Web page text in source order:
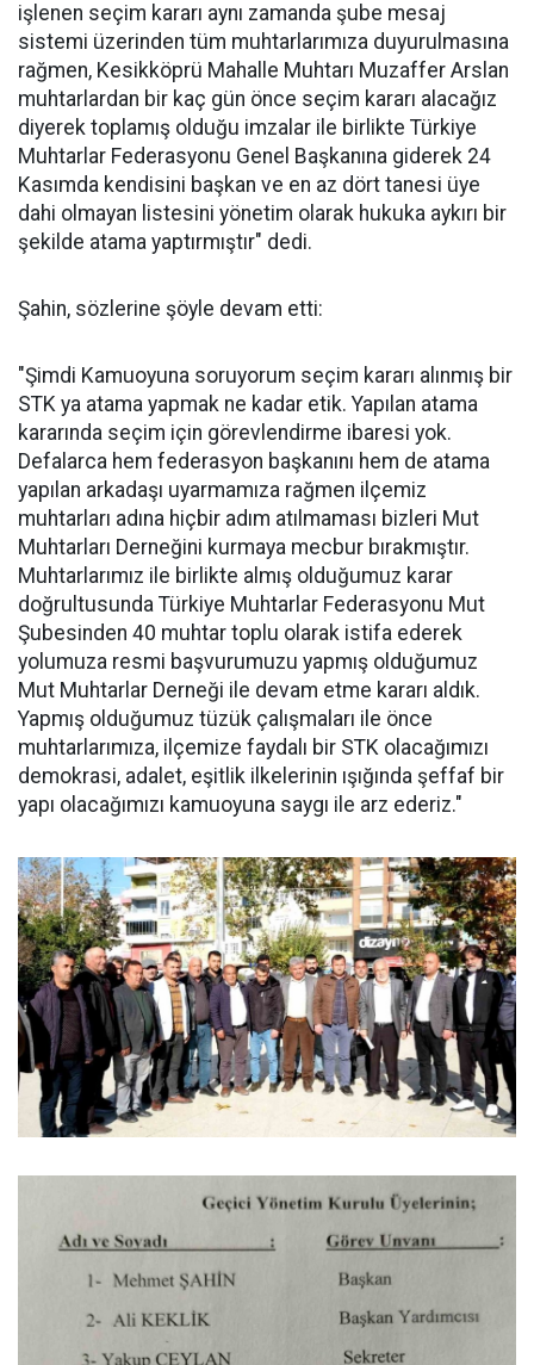
işlenen seçim kararı aynı zamanda şube mesaj
sistemi üzerinden tüm muhtarlarımıza duyurulmasına
rağmen, Kesikköprü Mahalle Muhtarı Muzaffer Arslan
muhtarlardan bir kaç gün önce seçim kararı alacağız
diyerek toplamış olduğu imzalar ile birlikte Türkiye
Muhtarlar Federasyonu Genel Başkanına giderek 24
Kasımda kendisini başkan ve en az dört tanesi üye
dahi olmayan listesini yönetim olarak hukuka aykırı bir
şekilde atama yaptırmıştır" dedi.
Şahin, sözlerine şöyle devam etti:
"Şimdi Kamuoyuna soruyorum seçim kararı alınmış bir
STK ya atama yapmak ne kadar etik. Yapılan atama
kararında seçim için görevlendirme ibaresi yok.
Defalarca hem federasyon başkanını hem de atama
yapılan arkadaşı uyarmamıza rağmen ilçemiz
muhtarları adına hiçbir adım atılmaması bizleri Mut
Muhtarları Derneğini kurmaya mecbur bırakmıştır.
Muhtarlarımız ile birlikte almış olduğumuz karar
doğrultusunda Türkiye Muhtarlar Federasyonu Mut
Şubesinden 40 muhtar toplu olarak istifa ederek
yolumuza resmi başvurumuzu yapmış olduğumuz
Mut Muhtarlar Derneği ile devam etme kararı aldık.
Yapmış olduğumuz tüzük çalışmaları ile önce
muhtarlarımıza, ilçemize faydalı bir STK olacağımızı
demokrasi, adalet, eşitlik ilkelerinin ışığında şeffaf bir
yapı olacağımızı kamuoyuna saygı ile arz ederiz."